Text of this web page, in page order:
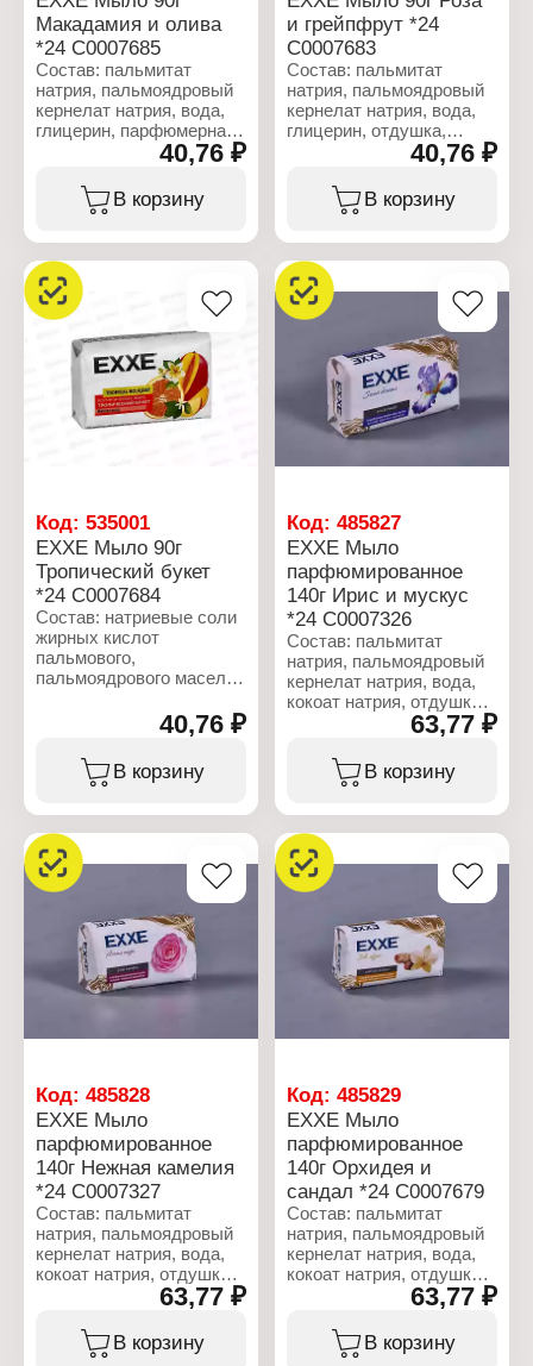
Макадамия и олива
*24 С0007685
Состав: пальмитат
натрия, пальмоядровый
кернелат натрия, вода,
глицерин, парфюмерная
композиция, хлорид
натрия, триэтаноламин,
этидронат натрия,
ПЭГ-400, винная
камедь, тетранатрия
этидронат, Cl 77891, Cl
74260.
Характеристики:
Бренд: EXXE
Тип товара:
Косметическое мыло
Название: "Макадамия и
40,76 ₽
В корзину
и грейпфрут *24
С0007683
Состав: пальмитат
натрия, пальмоядровый
кернелат натрия, вода,
глицерин, отдушка,
хлорид натрия,
этидронат натрия,
ПЭГ-400, винная
камедь, тетранатрия
этидронат, Cl 77891, CI
12490.
Характеристики:
Бренд: EXXE
Тип товара: Мыло
Название: "Роза и
грейпфрут"
40,76 ₽
В корзину
Код: 535001
EXXE Мыло 90г
Тропический букет
*24 С0007684
Состав: натриевые соли
жирных кислот
пальмового,
пальмоядрового масел,
кокосового масла,
отдушка, хлорид натрия,
глицерин, тетранатрий
кислота, жидкий
парафин, диоксид
титана, цетеариловый
спирт, хлорид
Характеристики:
Бренд: EXXE
Тип товара:
Косметическое мыло
букет"
40,76 ₽
В корзину
Код:485827
EXXE Мыло
парфюмированное
140г Ирис и мускус
*24 С0007326
Состав: пальмитат
натрия, пальмоядровый
кернелат натрия, вода,
кокоат натрия, отдушка,
хлорид натрия, глицерин,
тетранатриевая соль
ЭДТА, этидроновая
кислота, вазелиновое
Характеристики:
Бренд: EXXE
Тип товара: Туалетное
Название: "Sweet
dreams"
Особенность:
парфюмированное
Аромат: ирис и мускус
63,77 ₽
В корзину
Код: 485828
EXXE Мыло
парфюмированное
140г Нежная камелия
*24 С0007327
Состав: пальмитат
натрия, пальмоядровый
кернелат натрия, вода,
кокоат натрия, отдушка,
хлорид натрия, глицерин,
тетранатриевая соль
ЭДТА, этидроновая
кислота, вазелиновое
63,77 ₽
В корзину
Код:485829
EXXE Мыло
парфюмированное
140г Орхидея и
сандал *24 С0007679
Состав: пальмитат
натрия, пальмоядровый
кернелат натрия, вода,
кокоат натрия, отдушка,
хлорид натрия, глицерин,
тетранатриевая соль
ЭДТА, этидроновая
кислота, вазелиновое
63,77 ₽
В корзину